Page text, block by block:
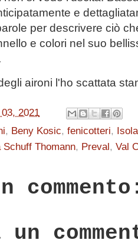
e
per descrivere ciò
e colori nel suo
aironi l'ho scattata
2021
, Beny Kosic, fenicotteri,
Schuff Thomann, Preval, Val
un